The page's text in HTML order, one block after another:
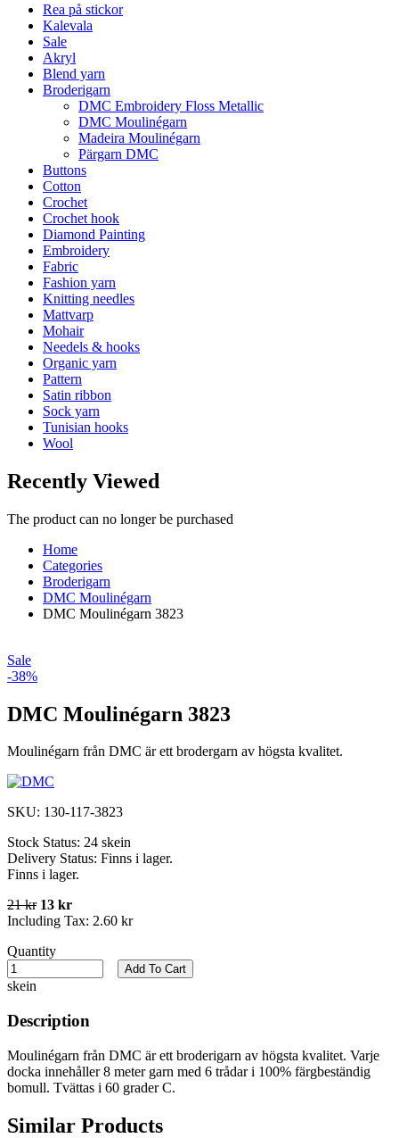
Rea på stickor
Kalevala
Sale
Akryl
Blend yarn
Broderigarn
DMC Embroidery Floss Metallic
DMC Moulinégarn
Madeira Moulinégarn
Pärgarn DMC
Buttons
Cotton
Crochet
Crochet hook
Diamond Painting
Embroidery
Fabric
Fashion yarn
Knitting needles
Mattvarp
Mohair
Needels & hooks
Organic yarn
Pattern
Satin ribbon
Sock yarn
Tunisian hooks
Wool
Recently Viewed
The product can no longer be purchased
Home
Categories
Broderigarn
DMC Moulinégarn
DMC Moulinégarn 3823
Sale
-38%
DMC Moulinégarn 3823
Moulinégarn från DMC är ett brodergarn av högsta kvalitet.
SKU: 130-117-3823
Stock Status: 24 skein
Delivery Status: Finns i lager.
Finns i lager.
21 kr 13 kr
Including Tax: 2.60 kr
Quantity
skein
Add To Cart
Description
Moulinégarn från DMC är ett broderigarn av högsta kvalitet. Varje
docka innehåller 8 meter garn med 6 trådar i 100% färgbeständig
bomull. Tvättas i 60 grader C.
Similar Products